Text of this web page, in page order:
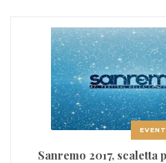
Sanremo 2017, scaletta